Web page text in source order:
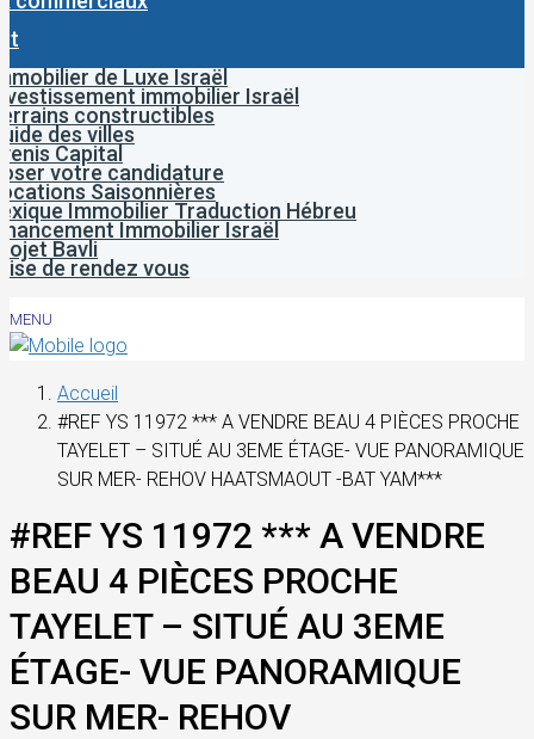
de Luxe Israël
immobilier Israël
constructibles
des villes
Capital
votre candidature
Saisonnières
Immobilier Traduction Hébreu
Immobilier Israël
Bavli
de rendez vous
MENU
Accueil
#REF YS 11972 *** A VENDRE BEAU 4 PIÈCES PROCHE
TAYELET – SITUÉ AU 3EME ÉTAGE- VUE PANORAMIQUE
SUR MER- REHOV HAATSMAOUT -BAT YAM***
#REF YS 11972 *** A VENDRE
BEAU 4 PIÈCES PROCHE
TAYELET – SITUÉ AU 3EME
ÉTAGE- VUE PANORAMIQUE
SUR MER- REHOV